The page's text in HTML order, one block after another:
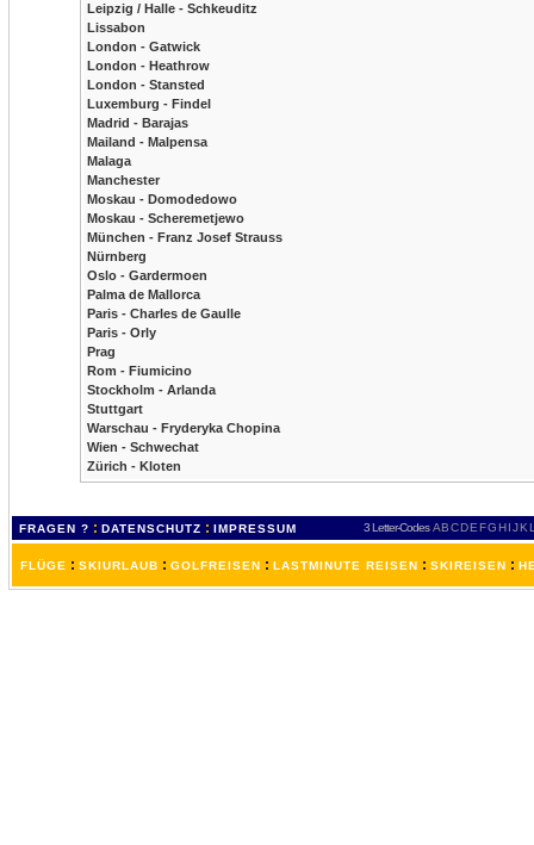
Leipzig / Halle - Schkeuditz
Lissabon
London - Gatwick
London - Heathrow
London - Stansted
Luxemburg - Findel
Madrid - Barajas
Mailand - Malpensa
Malaga
Manchester
Moskau - Domodedowo
Moskau - Scheremetjewo
München - Franz Josef Strauss
Nürnberg
Oslo - Gardermoen
Palma de Mallorca
Paris - Charles de Gaulle
Paris - Orly
Prag
Rom - Fiumicino
Stockholm - Arlanda
Stuttgart
Warschau - Fryderyka Chopina
Wien - Schwechat
Zürich - Kloten
FRAGEN ? : DATENSCHUTZ : IMPRESSUM 3 Letter-Codes ABCDEFGH IJKL
FLÜGE : SKIURLAUB : GOLFREISEN : LASTMINUTE REISEN : SKIREISEN :